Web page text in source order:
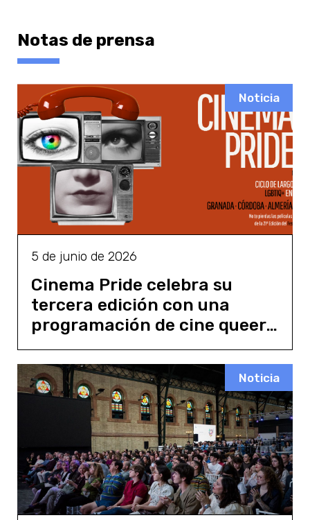
Notas de prensa
Noticia
5 de junio de 2026
Cinema Pride celebra su
tercera edición con una
programación de cine queer
en provincias andaluzas
Noticia